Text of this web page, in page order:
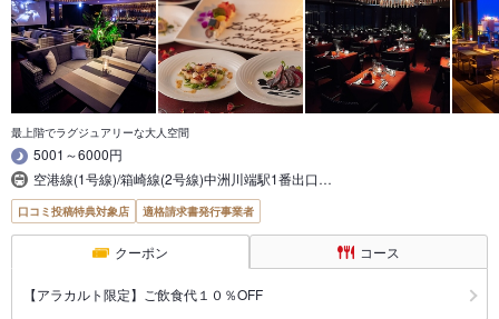
最上階でラグジュアリーな大人空間
5001～6000円
空港線(1号線)/箱崎線(2号線)中洲川端駅1番出口…
口コミ投稿特典対象店 適格請求書発行事業者
クーポン コース
【アラカルト限定】ご飲食代１０％OFF